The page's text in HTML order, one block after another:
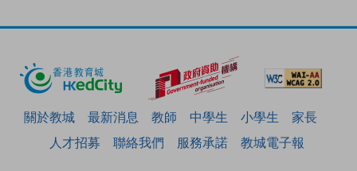
關於教城 最新消息 教師 中學生 小學生
家長
人才招募
聯絡我們 服務承諾 教城電子報